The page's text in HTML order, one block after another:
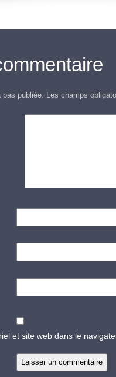
pas publiée. Les champs
et site web dans le